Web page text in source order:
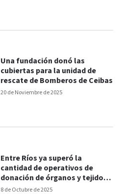
20 de Noviembre de 2025
Una fundación donó las
cubiertas para la unidad de
rescate de Bomberos de Ceibas
8 de Octubre de 2025
Entre Ríos ya superó la
cantidad de operativos de
donación de órganos y tejidos
realizados en 2024